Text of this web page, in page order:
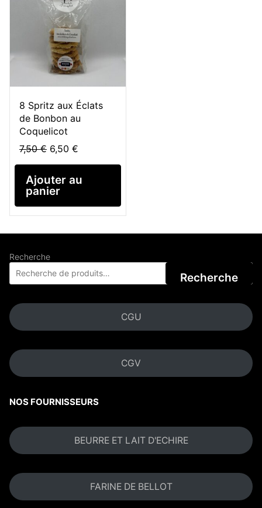
8 Spritz aux Éclats
de Bonbon au
Coquelicot
7,50€ Le
initial
était :
6,50 €
est :
Ajouter au
panier
Recherche
Recherche
CGU
CGV
NOS FOURNISSEURS
BEURRE ET LAIT D'ECHIRE
FARINE DE BELLOT